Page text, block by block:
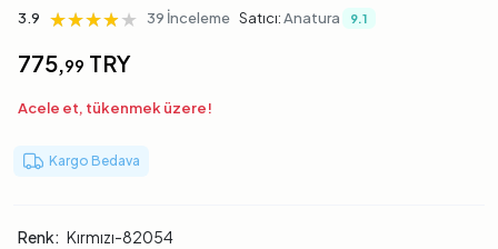
3.9 ★★★★★
★★★★★
★★★★★ 39 İnceleme Satıcı:Anatura 9.1
775,99 TRY
Acele et, tükenmek üzere!
Kargo Bedava
Renk: Kırmızı-82054